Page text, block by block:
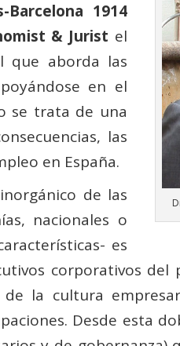
Barcelona 1914
& Jurist el
que aborda las
en el
se trata de una
las
en España.
de las
nacionales o
es
corporativos del
la cultura
Desde esta